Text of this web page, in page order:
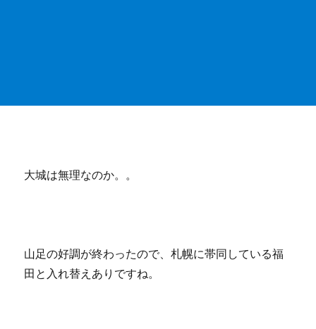
大城は無理なのか。。
山足の好調が終わったので、札幌に帯同している福
田と入れ替えありですね。